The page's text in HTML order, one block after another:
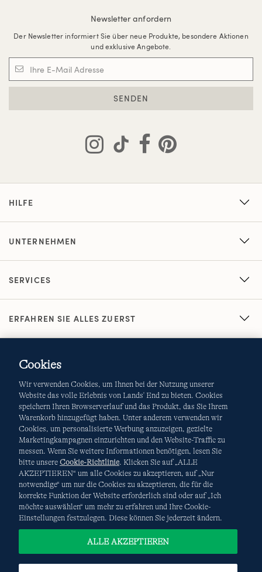
Newsletter anfordern
Der Newsletter informiert Sie über neue Produkte, besondere Aktionen
und exklusive Angebote.
SENDEN
HILFE
UNTERNEHMEN
SERVICES
ERFAHREN SIE ALLES ZUERST
AGB Datenschutz & Sicherheit
Cookies-Ich möchte auswählen Site Map
Internationale Websites
Diese Website ist durch reCAPTCHA geschützt. Es gelten die
DatenschutzerklärungundNutzungsbedingungen
Google.
Cookies
Wir verwenden Cookies, um Ihnen bei der Nutzung unserer
Website das volle Erlebnis von Lands' End zu bieten. Cookies
speichern Ihren Browserverlauf und das Produkt, das Sie Ihrem
Warenkorb hinzugefügt haben. Unter anderem verwenden wir
Cookies, um personalisierte Werbung anzuzeigen, gezielte
Marketingkampagnen einzurichten und den Website-Traffic zu
messen. Wenn Sie weitere Informationen benötigen, lesen Sie
bitte unsere Cookie-Richtlinie. Klicken Sie auf „ALLE
AKZEPTIEREN“ um alle Cookies zu akzeptieren, auf „Nur
notwendige“ um nur die Cookies zu akzeptieren, die für die
korrekte Funktion der Website erforderlich sind oder auf „Ich
möchte auswählen“ um mehr zu erfahren und Ihre Cookie-
Einstellungen festzulegen. Diese können Sie jederzeit ändern.
ALLE AKZEPTIEREN